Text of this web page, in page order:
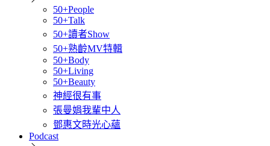
50+People
50+Talk
50+讀者Show
50+熟齡MV特輯
50+Body
50+Living
50+Beauty
神經很有事
張曼娟我輩中人
鄧惠文時光心蘊
Podcast